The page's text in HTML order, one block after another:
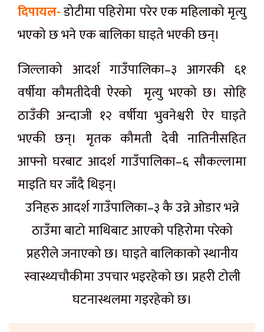
दिपायल-डोटीमा पहिरोमा परेर एक महिलाको मृत्यु
भएको छ भने एक बालिका घाइते भएकी छन्।
जिल्लाको आदर्श गाउँपालिका–३ आगरकी ६१
वर्षीया कौमतीदेवी ऐरको मृत्यु भएको छ। सोहि
ठाउँकी अन्दाजी १२ वर्षीया भुवनेश्वरी ऐर घाइते
भएकी छन्। मृतक कौमती देवी नातिनीसहित
आफ्नो घरबाट आदर्श गाउँपालिका–६ सौकल्लामा
माइति घर जाँदै थिइन्।
उनिहरु आदर्श गाउँपालिका–३ कै उन्ने ओडार भन्ने
ठाउँमा बाटो माथिबाट आएको पहिरोमा परेको
प्रहरीले जनाएको छ। घाइते बालिकाको स्थानीय
स्वास्थ्यचौकीमा उपचार भइरहेको छ। प्रहरी टोली
घटनास्थलमा गइरहेको छ।